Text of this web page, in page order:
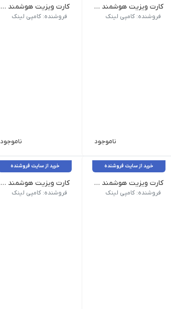
کارت ویزیت هوشمند QR _ سلفون مات طرح لمینت جنس: گلاسه 300 گرم کُره‌ای
فروشنده: کامپی لینک
ناموجود
کارت ویزیت هوشمند QR _ لمینت براق دورگرد جنس: گلاسه 300 گرم کُره‌ای
فروشنده: کامپی لینک
ناموجود
خرید از سایت فروشنده
کارت ویزیت هوشمند QR _ لمینت برجسته مخمل طلاکوب جنس: گلاسه 300 گرم کُره‌ای
فروشنده: کامپی لینک
خرید از سایت فروشنده
کارت ویزیت هوشمند QR سلفون مات مخمل برجسته جنس: گلاسه 300 گرم کُره‌ای
فروشنده: کامپی لینک